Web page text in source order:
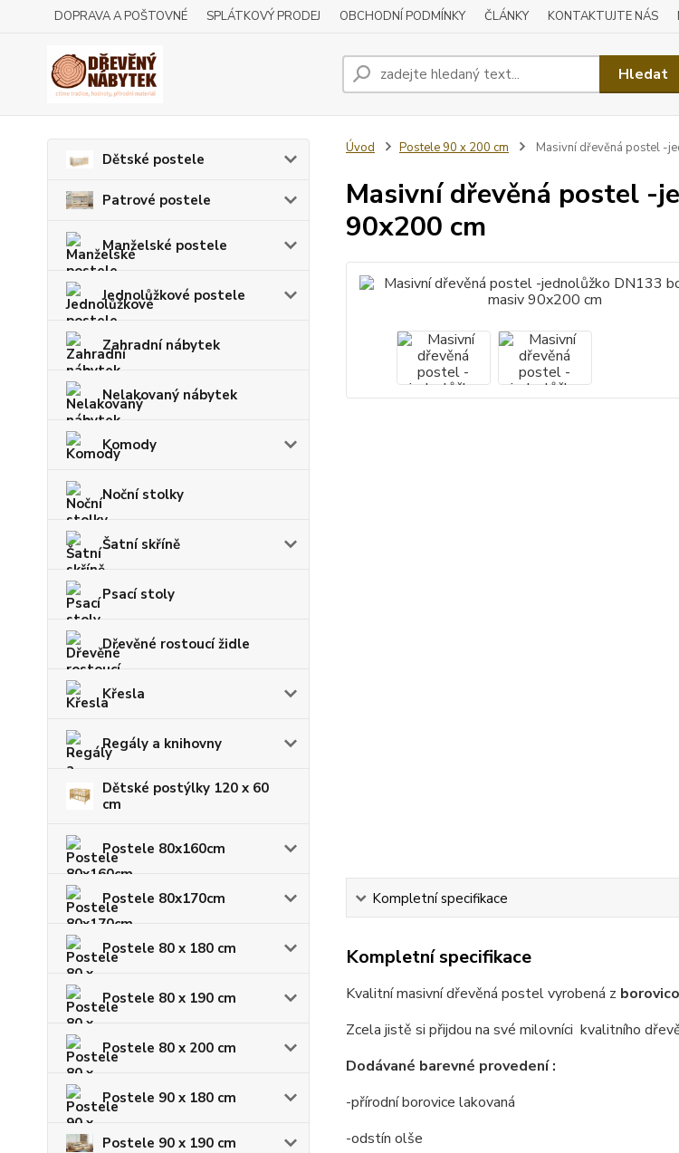
DOPRAVA A POŠTOVNÉ SPLÁTKOVÝ PRODEJ OBCHODNÍ PODMÍNKY ČLÁNKY KONTAKTUJTE NÁS
Hledat
Dětské postele
Patrové postele
Manželské postele
Jednolůžkové postele
Zahradní nábytek
Nelakovaný nábytek
Komody
Noční stolky
Šatní skříně
Psací stoly
Dřevěné rostoucí židle
Křesla
Regály a knihovny
Dětské postýlky 120 x 60
cm
Postele 80x160cm
Postele 80x170cm
Postele 80 x 180 cm
Postele 80 x 190 cm
Postele 80 x 200 cm
Postele 90 x 180 cm
Postele 90 x 190 cm
Úvod Postele 90 x 200 cm Masivní dřevěná postel -
Masivní dřevěná postel -
90x200 cm
Kompletní specifikace
Kompletní specifikace
Kvalitní masivní dřevěná postel vyrobená z
Zcela jistě si přijdou na své milovníci kvalitního
Dodávané barevné provedení :
-přírodní borovice lakovaná
-odstín olše